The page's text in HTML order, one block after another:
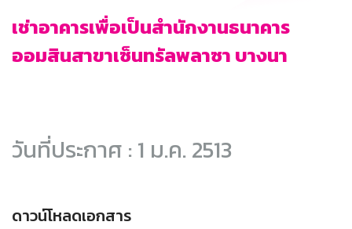
เช่าอาคารเพื่อเป็นสำนักงานธนาคาร
ออมสินสาขาเซ็นทรัลพลาซา บางนา
วันที่ประกาศ : 1 ม.ค. 2513
ดาวน์โหลดเอกสาร